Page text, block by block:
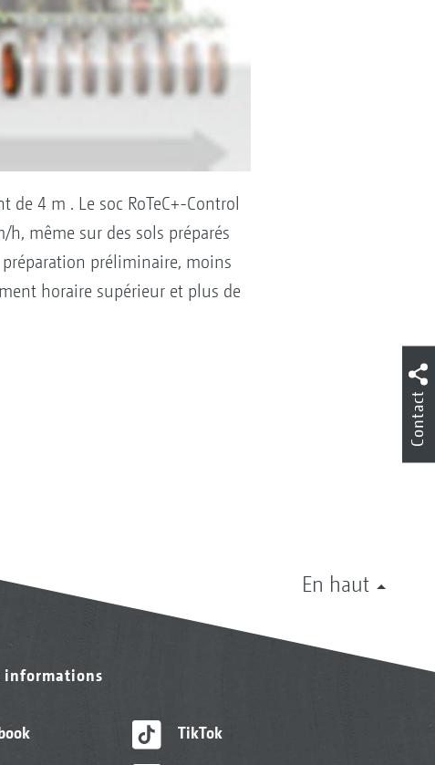
4 m . Le soc RoTeC+-Control
h, même sur des sols préparés
préliminaire, moins
horaire supérieur et plus de
En haut
informations
TikTok
Contact